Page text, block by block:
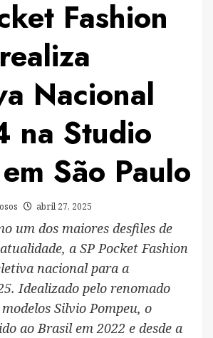
Fashion
Nacional
Studio
São Paulo
abril 27, 2025
um dos maiores desfiles de
a SP Pocket Fashion
nacional para a
Idealizado pelo renomado
Silvio Pompeu, o
ao Brasil em 2022 e desde a